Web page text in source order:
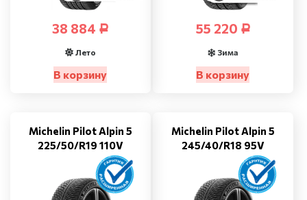
38 884 Р
Лето
В корзину
55 220 Р
Зима
В корзину
Michelin Pilot Alpin 5
225/50/R19 110V
Michelin Pilot Alpin 5
245/40/R18 95V